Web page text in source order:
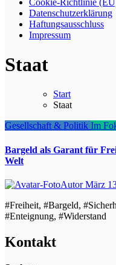
Datenschutzerklärung
Haftungsausschluss
Impressum
Staat
Start
Staat
Gesellschaft & Politik Im
Bargeld als Garant für
Welt
AutorMärz
#Freiheit, #Bargeld, #Sicherheit, #Kontrolle, #Staat, #Bürger,
#Enteignung, #Widerstand
Kontakt